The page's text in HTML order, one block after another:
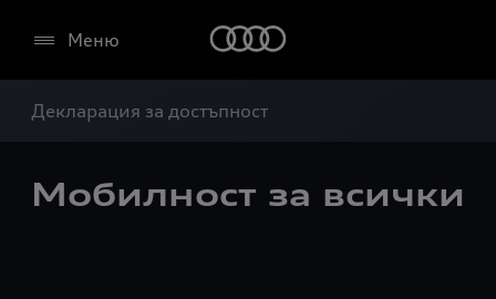
Меню
Декларация за достъпност
Мобилност за всички